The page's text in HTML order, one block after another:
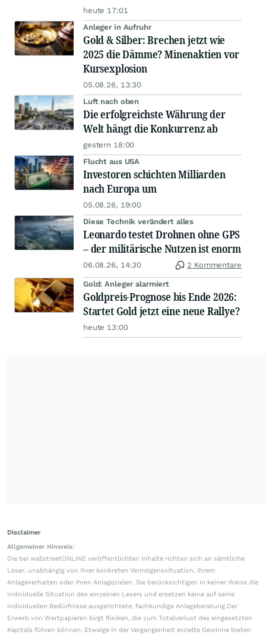
heute 17:01
Anleger in Aufruhr
Gold & Silber: Brechen jetzt wie
2025 die Dämme? Minenaktien vor
Kursexplosion
05.08.26, 13:30
Luft nach oben
Die erfolgreichste Währung der
Welt hängt die Konkurrenz ab
gestern 18:00
Flucht aus USA
Investoren schichten Milliarden
nach Europa um
05.08.26, 19:00
Diese Technik verändert alles
Leonardo testet Drohnen ohne GPS
– der militärische Nutzen ist enorm
06.08.26, 14:30 2 Kommentare
Gold: Anleger alarmiert
Goldpreis-Prognose bis Ende 2026:
Startet Gold jetzt eine neue Rallye?
heute 13:00
Disclaimer
Allgemeiner Hinweis:
Die bei wallstreetONLINE veröffentlichten Inhalte richten sich an sämtliche
Leser, unabhängig von ihrer konkreten Vermögenssituation, ihrem
Anlageverhalten oder ihren Anlagezielen. Sie berücksichtigen in keiner Weise die
individuelle Situation des einzelnen Lesers und ersetzen keine auf seine
individuellen Bedürfnisse ausgerichtete, fachkundige Anlageberatung.Der
Erwerb von Wertpapieren birgt Risiken, die zum Totalverlust des eingesetzten
Kapitals führen können. Etwaige in der Vergangenheit erzielte Gewinne bieten